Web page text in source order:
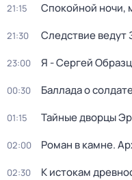
21:15 Спокойной ночи,
21:30 Следствие ведут
23:00 Я - Сергей
00:30 Баллада о
01:15 Тайные дворцы
02:00 Роман в камне.
02:30 К истокам